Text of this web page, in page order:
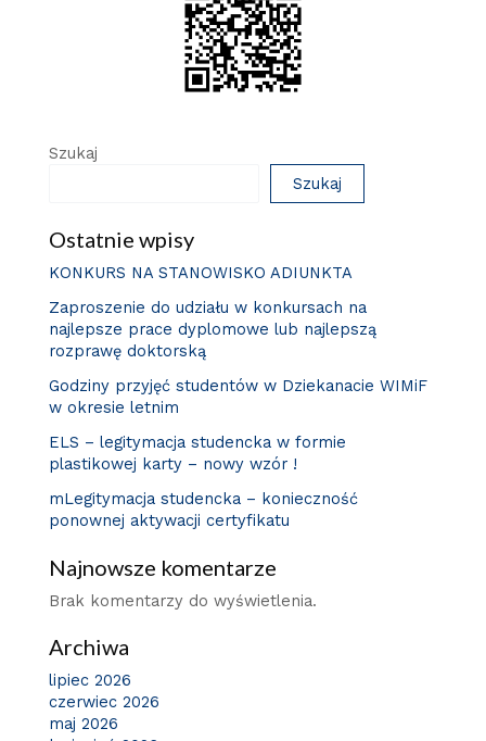
Szukaj
Szukaj
Ostatnie wpisy
KONKURS NA STANOWISKO ADIUNKTA
Zaproszenie do udziału w konkursach na
najlepsze prace dyplomowe lub najlepszą
rozprawę doktorską
Godziny przyjęć studentów w Dziekanacie WIMiF
w okresie letnim
ELS – legitymacja studencka w formie
plastikowej karty – nowy wzór !
mLegitymacja studencka – konieczność
ponownej aktywacji certyfikatu
Najnowsze komentarze
Brak komentarzy do wyświetlenia.
Archiwa
lipiec 2026
czerwiec 2026
maj 2026